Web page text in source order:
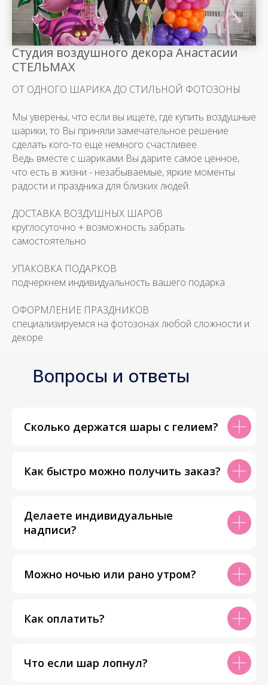
Студия воздушного декора Анастасии
СТЕЛЬМАХ
ОТ ОДНОГО ШАРИКА ДО СТИЛЬНОЙ ФОТОЗОНЫ
Мы уверены, что если вы ищете, где купить воздушные
шарики, то Вы приняли замечательное решение
сделать кого-то еще немного счастливее.
Ведь вместе с шариками Вы дарите самое ценное,
что есть в жизни - незабываемые, яркие моменты
радости и праздника для близких людей.
ДОСТАВКА ВОЗДУШНЫХ ШАРОВ
круглосуточно + возможность забрать
самостоятельно
УПАКОВКА ПОДАРКОВ
подчеркнем индивидуальность вашего подарка
ОФОРМЛЕНИЕ ПРАЗДНИКОВ
специализируемся на фотозонах любой сложности и
декоре
Вопросы и ответы
Сколько держатся шары с гелием?
Как быстро можно получить заказ?
Делаете индивидуальные
надписи?
Можно ночью или рано утром?
Как оплатить?
Что если шар лопнул?